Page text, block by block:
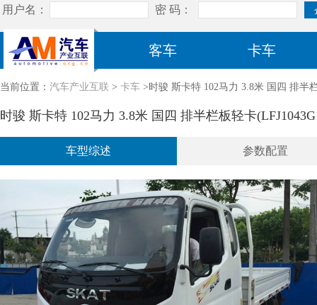
客车 卡车
当前位置： 汽车产业互联 > 卡车 >时骏 斯卡特 102马力 3.8米 国四 排半
时骏 斯卡特 102马力 3.8米 国四 排半栏板轻卡
车型综述 参数配置